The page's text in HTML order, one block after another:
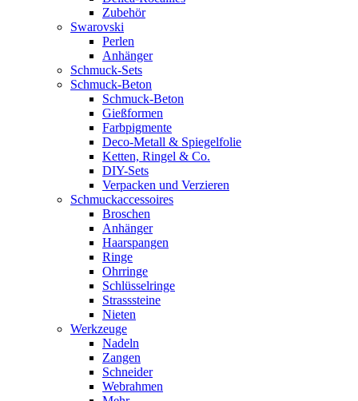
Zubehör
Swarovski
Perlen
Anhänger
Schmuck-Sets
Schmuck-Beton
Schmuck-Beton
Gießformen
Farbpigmente
Deco-Metall & Spiegelfolie
Ketten, Ringel & Co.
DIY-Sets
Verpacken und Verzieren
Schmuckaccessoires
Broschen
Anhänger
Haarspangen
Ringe
Ohrringe
Schlüsselringe
Strasssteine
Nieten
Werkzeuge
Nadeln
Zangen
Schneider
Webrahmen